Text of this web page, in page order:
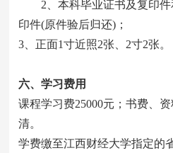
2、本科毕业证书及复印件
印件(原件验后归还)；
3、正面1寸近照2张、2寸2张。
六、学习费用
课程学习费25000元；书费、
清。
学费缴至江西财经大学指定的